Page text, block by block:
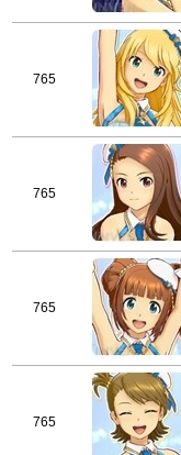
765
765
765
765